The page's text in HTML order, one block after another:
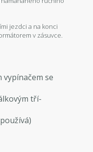
jezdci a na konci
v zásuvce.
vypínačem se
tří-